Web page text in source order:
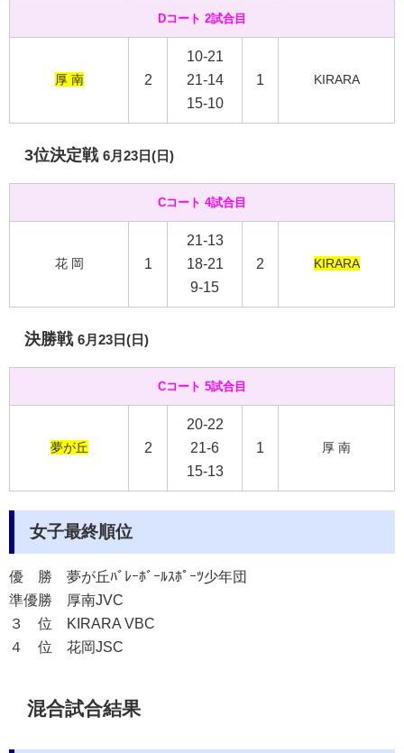
Dコート 2試合目
厚 南 2
10-21
21-14
15-10
1 KIRARA
3位決定戦 6月23日(日)
Cコート 4試合目
花 岡 1
21-13
18-21
9-15
2 KIRARA
決勝戦 6月23日(日)
Cコート 5試合目
夢が丘 2
20-22
21-6
15-13
1 厚 南
女子最終順位
優 勝 夢が丘ﾊﾞﾚｰﾎﾞｰﾙｽﾎﾟｰﾂ少年団
準優勝
厚南JVC
３ 位
KIRARA VBC
４ 位 花岡JSC
混合試合結果